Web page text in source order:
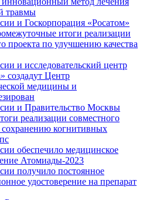
травмы
и Госкорпорация «Росатом»
итоги реализации
проекта по улучшению качества
и исследовательский центр
создадут Центр
медицины и
и Правительство Москвы
реализации совместного
сохранению когнитивных
обеспечило медицинское
Атомиады-2023
получило постоянное
удостоверение на препарат